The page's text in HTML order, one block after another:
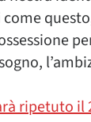
ripetuto il